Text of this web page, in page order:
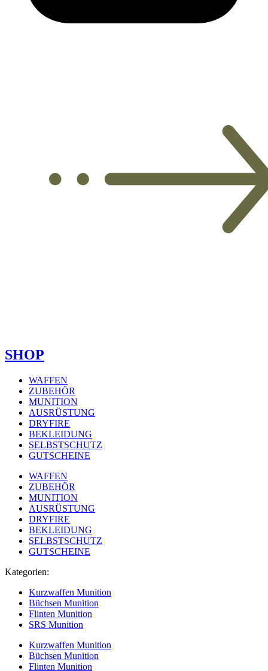
SHOP
WAFFEN
ZUBEHÖR
MUNITION
AUSRÜSTUNG
DRYFIRE
BEKLEIDUNG
SELBSTSCHUTZ
GUTSCHEINE
WAFFEN
ZUBEHÖR
MUNITION
AUSRÜSTUNG
DRYFIRE
BEKLEIDUNG
SELBSTSCHUTZ
GUTSCHEINE
Kategorien:
Kurzwaffen Munition
Büchsen Munition
Flinten Munition
SRS Munition
Kurzwaffen Munition
Büchsen Munition
Flinten Munition